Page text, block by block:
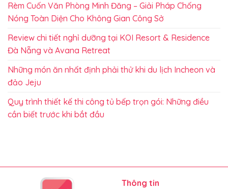
Rèm Cuốn Văn Phòng Minh Đăng – Giải Pháp Chống
Nóng Toàn Diện Cho Không Gian Công Sở
Review chi tiết nghỉ dưỡng tại KOI Resort & Residence
Đà Nẵng và Avana Retreat
Những món ăn nhất định phải thử khi du lịch Incheon và
đảo Jeju
Quy trình thiết kế thi công tủ bếp trọn gói: Những điều
cần biết trước khi bắt đầu
Thông tin